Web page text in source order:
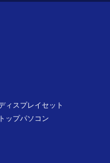
ィスプレイセット
ップパソコン